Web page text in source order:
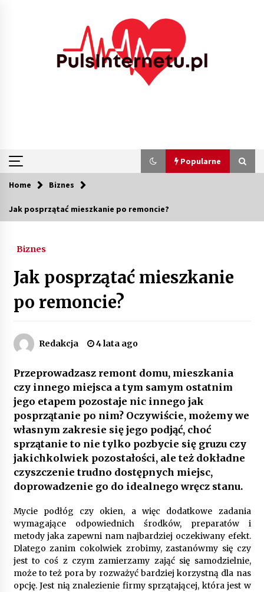
Popularne
Popularne
Poczucie bezpieczeństwa a jasne zasady pracy.
4 miesiące ago
zamontować radio 2DIN i uchwyty na kubki
4 miesiące ago
Piece do pizzy – jak wybrać między piecem na
drewno, gaz i prąd
8 miesięcy ago
Oferta z pojazdami wyposażonymi w kontenery
– nowoczesne rozwiązanie dla logistyki
9 miesięcy ago
skrawaniem – wpływ na żywotność narzędzi i
jakość detali
9 miesięcy ago
Automatyzacja zbierania informacji zwrotnych
– oszczędność czasu dzięki recom system
9 miesięcy ago
Home Biznes
Jak posprzątać mieszkanie po remoncie?
Biznes
Jak posprzątać mieszkanie
po remoncie?
Redakcja 4 lata ago
Przeprowadzasz remont domu, mieszkania
czy innego miejsca a tym samym ostatnim
jego etapem pozostaje nic innego jak
posprzątanie po nim? Oczywiście, możemy we
własnym zakresie się jego podjąć, choć
sprzątanie to nie tylko pozbycie się gruzu czy
jakichkolwiek pozostałości, ale też dokładne
czyszczenie trudno dostępnych miejsc,
doprowadzenie go do idealnego wręcz stanu.
Mycie podłóg czy okien, a więc dodatkowe zadania
wymagające odpowiednich środków, preparatów i
metody jaka zapewni nam najbardziej oczekiwany efekt.
Dlatego zanim cokolwiek zrobimy, zastanówmy się czy
jest to coś z czym zamierzamy zająć się samodzielnie,
może to też pora by rozważyć bardziej korzystną dla nas
opcję. Jest nią znalezienie firmy sprzątającej, która jest w